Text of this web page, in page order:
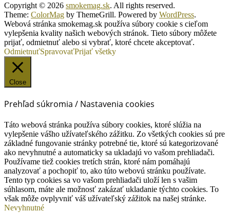
Copyright © 2026 smokemag.sk. All rights reserved.
Theme: ColorMag by ThemeGrill. Powered by WordPress.
Webová stránka smokemag.sk používa súbory cookie s cieľom
vylepšenia kvality našich webových stránok. Tieto súbory môžete
prijať, odmietnuť alebo si vybrať, ktoré chcete akceptovať.
OdmietnuťSpravovaťPrijať všetky
Close
Prehľad súkromia / Nastavenia cookies
Táto webová stránka používa súbory cookies, ktoré slúžia na
vylepšenie vášho užívateľského zážitku. Zo všetkých cookies sú pre
základné fungovanie stránky potrebné tie, ktoré sú kategorizované
ako nevyhnutné a automaticky sa ukladajú vo vašom prehliadači.
Používame tiež cookies tretích strán, ktoré nám pomáhajú
analyzovať a pochopiť to, ako túto webovú stránku používate.
Tento typ cookies sa vo vašom prehliadači uloží len s vašim
súhlasom, máte ale možnosť zakázať ukladanie týchto cookies. To
však môže ovplyvniť váš užívateľský zážitok na našej stránke.
Nevyhnutné